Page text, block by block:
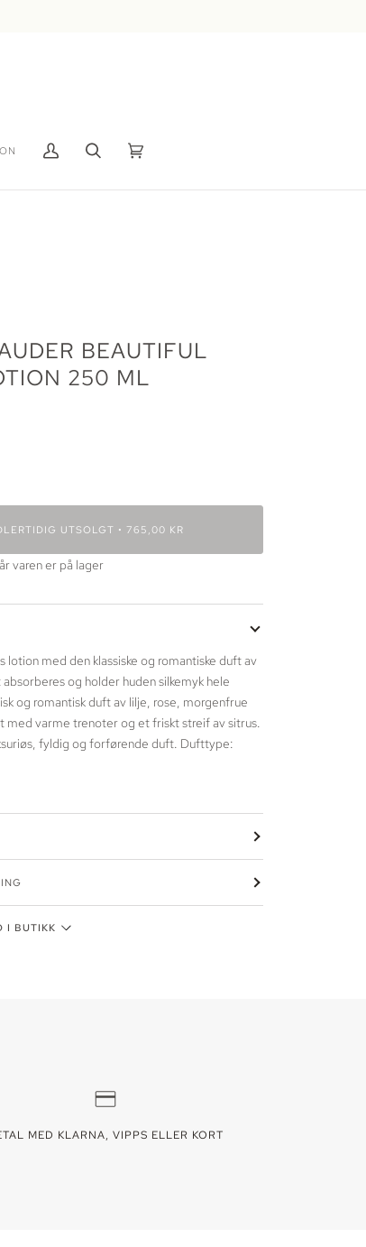
Min
Søk Handlekurv
(0)
BEAUTIFUL
250 ML
UTSOLGT • 765,00 KR
varen er på lager
lotion med den klassiske og romantiske duft av
og holder huden silkemyk hele
og romantisk duft av lilje, rose, morgenfrue
med varme trenoter og et friskt streif av sitrus.
fyldig og forførende duft. Dufttype:
I BUTIKK
MED KLARNA, VIPPS ELLER KORT